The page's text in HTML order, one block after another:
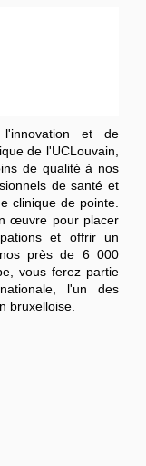
et de
de l'UCLouvain,
de qualité à nos
de santé et
clinique de pointe.
œuvre pour placer
et offrir un
près de 6 000
vous ferez partie
l'un des
bruxelloise.